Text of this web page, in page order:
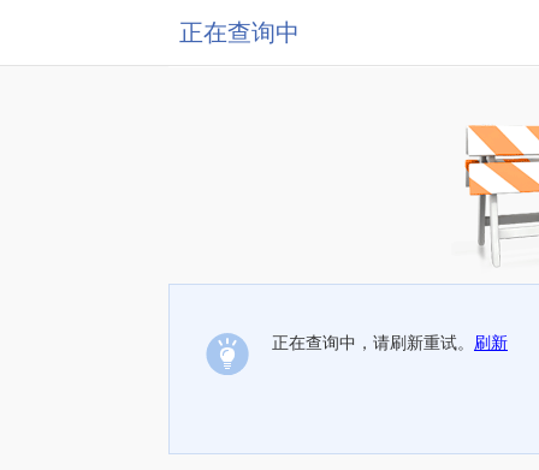
正在查询中
正在查询中，请刷新重试。 刷新